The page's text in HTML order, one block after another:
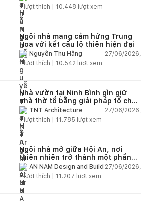
1lượt thích | 10.448 lượt xem
Ngôi nhà mang cảm hứng Trung
Hoa với kết cấu lộ thiên hiện đại
Nguyễn Thu Hằng
27/06/2026,
1lượt thích | 10.542 lượt xem
Nhà vườn tại Ninh Bình gìn giữ
nhà thờ tổ bằng giải pháp tổ chức
lại không gian
TNT Architecture
27/06/2026,
1lượt thích | 11.785 lượt xem
Ngôi nhà mở giữa Hội An, nơi
thiên nhiên trở thành một phần
của cuộc sống
AN NAM Design and Build 27/06/2026,
1lượt thích | 11.207 lượt xem